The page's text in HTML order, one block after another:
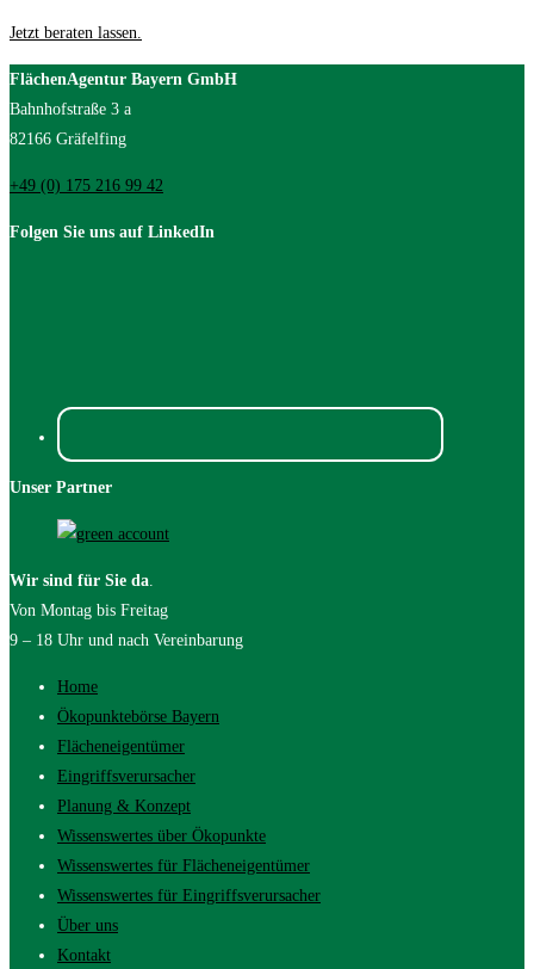
Jetzt beraten lassen.
FlächenAgentur Bayern GmbH
Bahnhofstraße 3 a
82166 Gräfelfing
+49 (0) 175 216 99 42
Folgen Sie uns auf LinkedIn
Unser Partner
Wir sind für Sie da
Von Montag bis Freitag
9 – 18 Uhr und nach Vereinbarung
Home
Ökopunktebörse Bayern
Flächeneigentümer
Eingriffsverursacher
Planung & Konzept
Wissenswertes über Ökopunkte
Wissenswertes für Flächeneigentümer
Wissenswertes für Eingriffsverursacher
Über uns
Kontakt